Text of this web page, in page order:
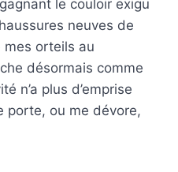
le couloir exigu
neuves de
mes orteils au
désormais comme
n’a plus d’emprise
porte, ou me dévore,